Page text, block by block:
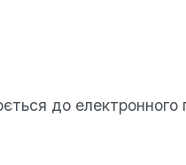
до електронного